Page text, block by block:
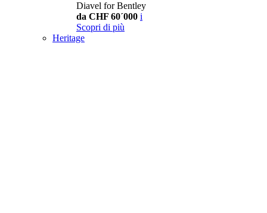
Diavel for Bentley
da CHF 60´000 i
Scopri di più
Heritage